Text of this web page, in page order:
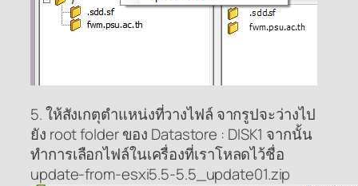
5. ให้สังเกตุตำแหน่งที่วางไฟล์ จากรูปจะว่างไป
ยัง root folder ของ Datastore : DISK1 จากนั้น
ทำการเลือกไฟล์ในเครื่องที่เราโหลดไว้ชื่อ
update-from-esxi5.5-5.5_update01.zip